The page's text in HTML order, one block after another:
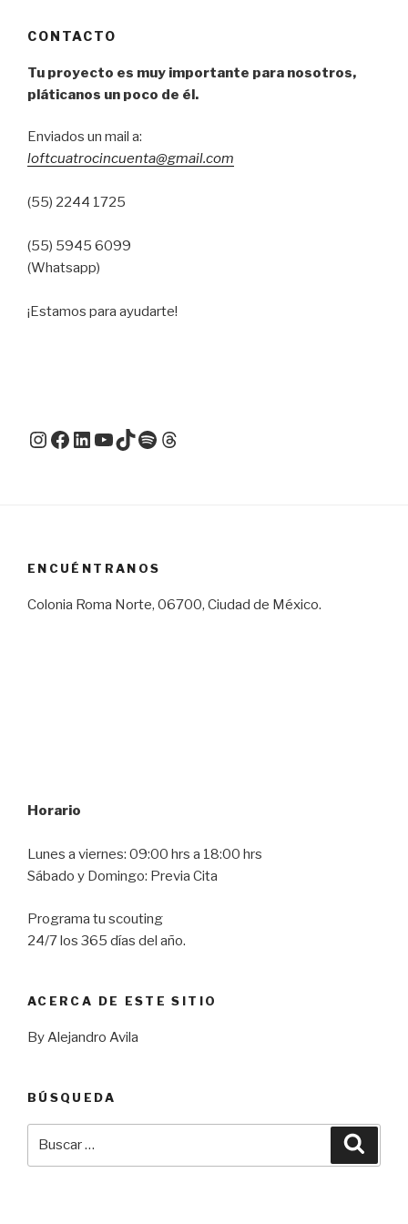
CONTACTO
Tu proyecto es muy importante para nosotros,
pláticanos un poco de él.
Enviados un mail a:
loftcuatrocincuenta@gmail.com
(55) 2244 1725
(55) 5945 6099
(Whatsapp)
¡Estamos para ayudarte!
Instagram
Facebook
LinkedIn
YouTube
TikTok
Spotify
Threads
ENCUÉNTRANOS
Colonia Roma Norte, 06700, Ciudad de México.
Horario
Lunes a viernes: 09:00 hrs a 18:00 hrs
Sábado y Domingo: Previa Cita
Programa tu scouting
24/7 los 365 días del año.
ACERCA DE ESTE SITIO
By Alejandro Avila
BÚSQUEDA